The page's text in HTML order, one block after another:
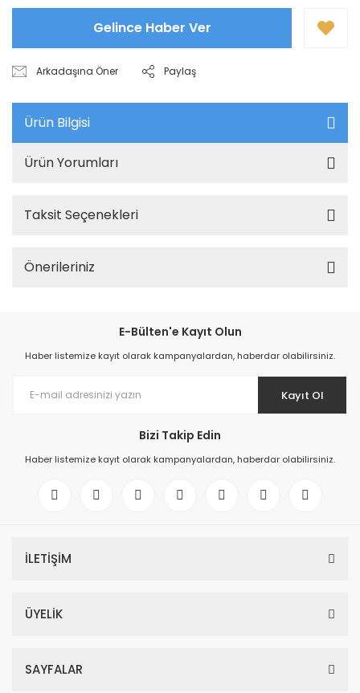
Gelince Haber Ver
Arkadaşına Öner Paylaş
Ürün Bilgisi
Ürün Yorumları
Taksit Seçenekleri
Önerileriniz
E-Bülten'e Kayıt Olun
Haber listemize kayıt olarak kampanyalardan, haberdar olabilirsiniz.
Kayıt Ol
Bizi Takip Edin
Haber listemize kayıt olarak kampanyalardan, haberdar olabilirsiniz.
İLETİŞİM
ÜYELİK
SAYFALAR